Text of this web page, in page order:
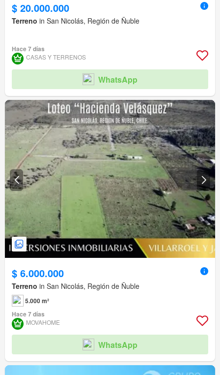
$ 20.000.000
Terreno in San Nicolás, Región de Ñuble
Hace 7 días
CASAS Y TERRENOS
WhatsApp
$ 6.000.000
Terreno in San Nicolás, Región de Ñuble
5.000 m²
Hace 7 días
MOVAHOME
WhatsApp